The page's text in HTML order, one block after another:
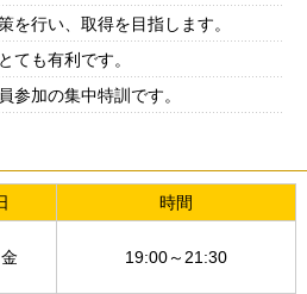
を行い、取得を目指します。
ても有利です。
参加の集中特訓です。
時間
19:00～21:30